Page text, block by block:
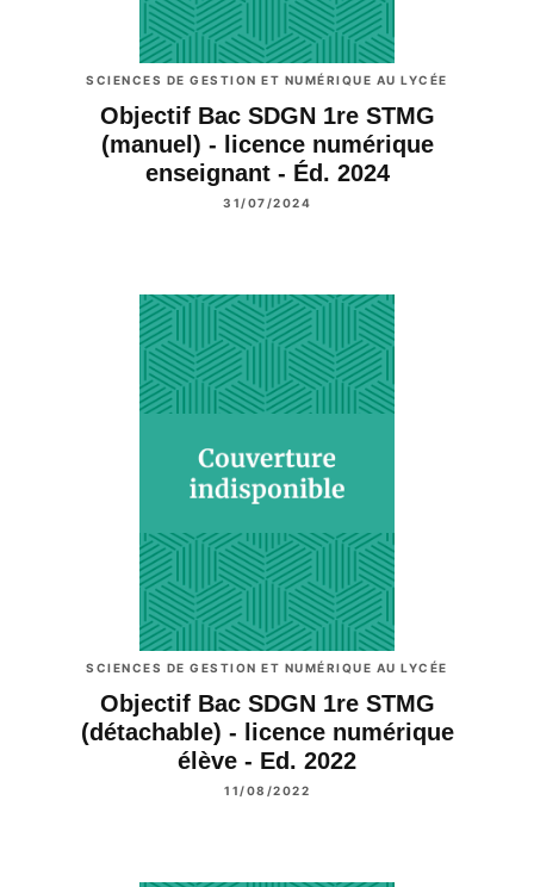
SCIENCES DE GESTION ET NUMÉRIQUE AU LYCÉE
Objectif Bac SDGN 1re STMG
(manuel) - licence numérique
enseignant - Éd. 2024
31/07/2024
SCIENCES DE GESTION ET NUMÉRIQUE AU LYCÉE
Objectif Bac SDGN 1re STMG
(détachable) - licence numérique
élève - Ed. 2022
11/08/2022